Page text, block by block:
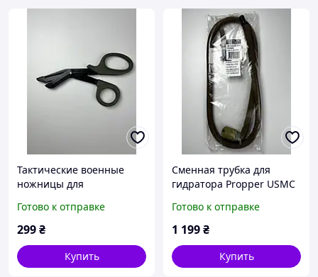
Тактические военные
ножницы для
Paramedics Scissors
Готово к отправке
299₴
Купить
Сменная трубка для
гидратора Propper USMC
Готово к отправке
1 199₴
Купить